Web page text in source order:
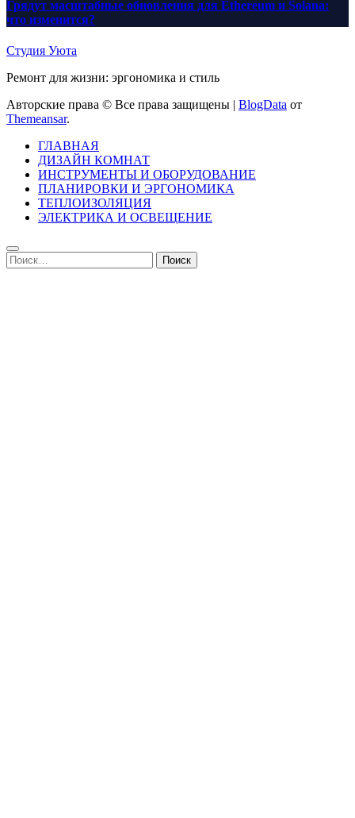
Грядут масштабные обновления для Ethereum и Solana:
что изменится?
Студия Уюта
Ремонт для жизни: эргономика и стиль
Авторские права © Все права защищены | BlogData от
Themeansar.
ГЛАВНАЯ
ДИЗАЙН КОМНАТ
ИНСТРУМЕНТЫ И ОБОРУДОВАНИЕ
ПЛАНИРОВКИ И ЭРГОНОМИКА
ТЕПЛОИЗОЛЯЦИЯ
ЭЛЕКТРИКА И ОСВЕЩЕНИЕ
Найти: